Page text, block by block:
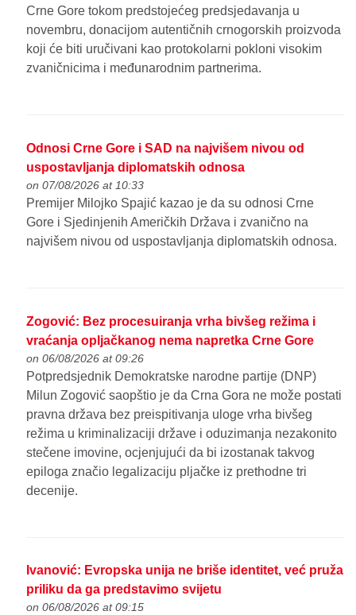
Crne Gore tokom predstojećeg predsjedavanja u
novembru, donacijom autentičnih crnogorskih proizvoda
koji će biti uručivani kao protokolarni pokloni visokim
zvaničnicima i međunarodnim partnerima.
Odnosi Crne Gore i SAD na najvišem nivou od
uspostavljanja diplomatskih odnosa
on 07/08/2026 at 10:33
Premijer Milojko Spajić kazao je da su odnosi Crne
Gore i Sjedinjenih Američkih Država i zvanično na
najvišem nivou od uspostavljanja diplomatskih odnosa.
Zogović: Bez procesuiranja vrha bivšeg režima i
vraćanja opljačkanog nema napretka Crne Gore
on 06/08/2026 at 09:26
Potpredsjednik Demokratske narodne partije (DNP)
Milun Zogović saopštio je da Crna Gora ne može postati
pravna država bez preispitivanja uloge vrha bivšeg
režima u kriminalizaciji države i oduzimanja nezakonito
stečene imovine, ocjenjujući da bi izostanak takvog
epiloga značio legalizaciju pljačke iz prethodne tri
decenije.
Ivanović: Evropska unija ne briše identitet, već pruža
priliku da ga predstavimo svijetu
on 06/08/2026 at 09:15